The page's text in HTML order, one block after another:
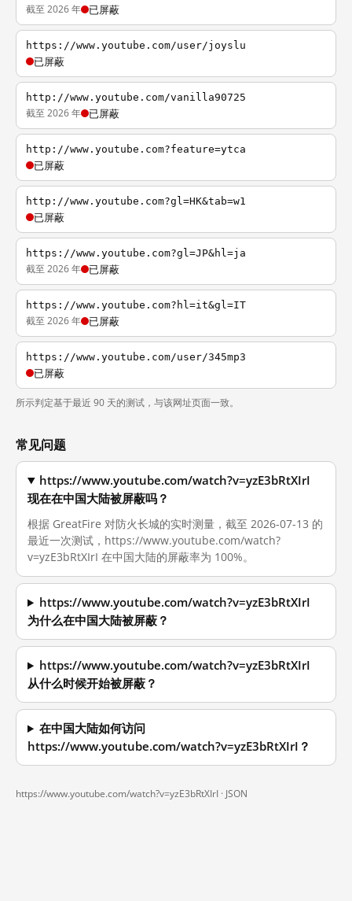
截至 2026 年 已屏蔽
https://www.youtube.com/user/joyslu
已屏蔽
http://www.youtube.com/vanilla90725
截至 2026 年 已屏蔽
http://www.youtube.com?feature=ytca
已屏蔽
http://www.youtube.com?gl=HK&tab=w1
已屏蔽
https://www.youtube.com?gl=JP&hl=ja
截至 2026 年 已屏蔽
https://www.youtube.com?hl=it&gl=IT
截至 2026 年 已屏蔽
https://www.youtube.com/user/345mp3
已屏蔽
所示判定基于最近 90 天的测试，与该网址页面一致。
常见问题
https://www.youtube.com/watch?v=yzE3bRtXIrI
现在在中国大陆被屏蔽吗？
根据 GreatFire 对防火长城的实时测量，截至 2026-07-13 的
最近一次测试，https://www.youtube.com/watch?
v=yzE3bRtXIrI 在中国大陆的屏蔽率为 100%。
https://www.youtube.com/watch?v=yzE3bRtXIrI
为什么在中国大陆被屏蔽？
https://www.youtube.com/watch?v=yzE3bRtXIrI
从什么时候开始被屏蔽？
在中国大陆如何访问
https://www.youtube.com/watch?v=yzE3bRtXIrI？
https://www.youtube.com/watch?v=yzE3bRtXIrI · JSON